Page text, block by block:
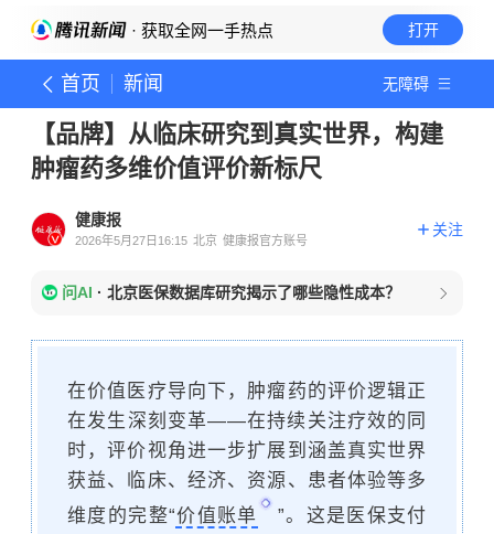
· 获取全网一手热点 打开
首页 新闻 无障碍
【品牌】从临床研究到真实世界，构建
肿瘤药多维价值评价新标尺
健康报
2026年5月27日16:15 北京 健康报官方账号
关注
问AI · 北京医保数据库研究揭示了哪些隐性成本？
在价值医疗导向下，肿瘤药的评价逻辑正
在发生深刻变革——在持续关注疗效的同
时，评价视角进一步扩展到涵盖真实世界
获益、临床、经济、资源、患者体验等多
维度的完整“价值账单
”。这是医保支付